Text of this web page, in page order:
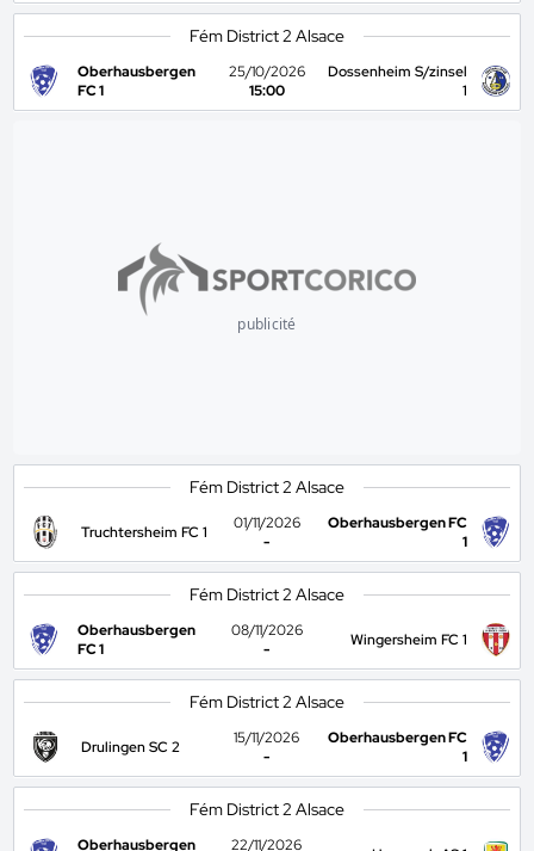
Fém District 2 Alsace
Oberhausbergen
FC 1
25/10/2026
15:00
Dossenheim S/zinsel
1
publicité
Fém District 2 Alsace
Truchtersheim FC 1
01/11/2026
-
Oberhausbergen FC
1
Fém District 2 Alsace
Oberhausbergen
FC 1
08/11/2026
-
Wingersheim FC 1
Fém District 2 Alsace
Drulingen SC 2
15/11/2026
-
Oberhausbergen FC
1
Fém District 2 Alsace
Oberhausbergen 22/11/2026